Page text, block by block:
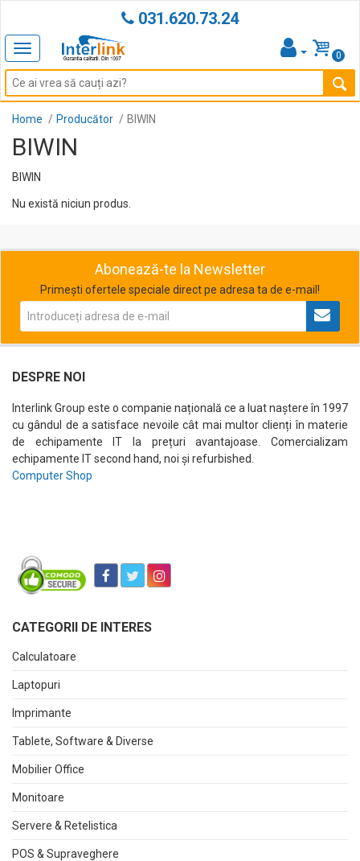
031.620.73.24
Toggle
navigation
0
Home Producător BIWIN
BIWIN
BIWIN
Nu există niciun produs.
Abonează-te la Newsletter
Primești ofertele speciale direct pe adresa ta de e-mail!
DESPRE NOI
Interlink Group este o companie națională ce a luat naștere în 1997
cu gândul de a satisface nevoile cât mai multor clienți în materie
de echipamente IT la prețuri avantajoase. Comercializam
echipamente IT second hand, noi și refurbished.
Computer Shop
CATEGORII DE INTERES
Calculatoare
Laptopuri
Imprimante
Tablete, Software & Diverse
Mobilier Office
Monitoare
Servere & Retelistica
POS & Supraveghere